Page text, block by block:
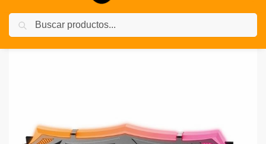
Inicio Memorias PC / Memoria PC Hikvision DDR4 8GB 3200MHz U100 RGB